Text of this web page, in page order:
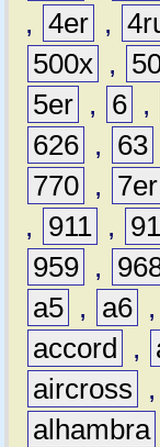
, 4er ,
500x ,
5er , 6 ,
626 , 63
770 , 7er
,
911 ,
959 ,
a5 , a6 ,
accord
,
aircross
,
alhambra